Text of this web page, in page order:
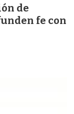
de
fe con